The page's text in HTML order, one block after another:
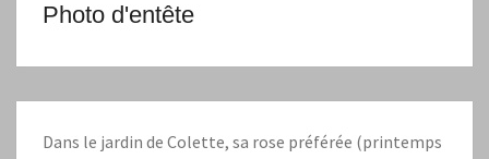
Photo d'entête
Dans le jardin de Colette, sa rose préférée (printemps